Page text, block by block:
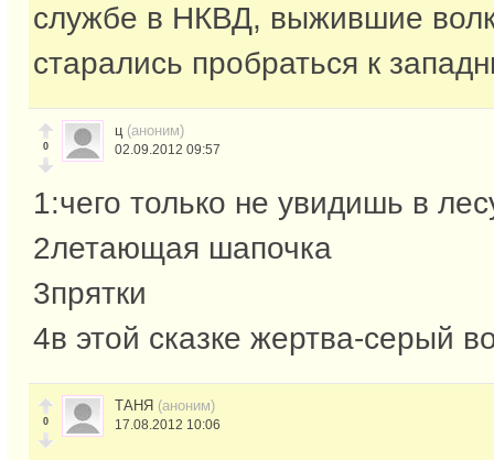
службе в НКВД, выжившие
старались пробраться к
0
ц (аноним)
02.09.2012 09:57
1:чего только не увидишь в
2летающая шапочка
3прятки
4в этой сказке жертва-серый
0
ТАНЯ (аноним)
17.08.2012 10:06